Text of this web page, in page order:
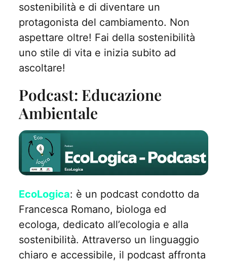
sostenibilità e di diventare un
protagonista del cambiamento. Non
aspettare oltre! Fai della sostenibilità
uno stile di vita e inizia subito ad
ascoltare!
Podcast: Educazione
Ambientale
EcoLogica: è un podcast condotto da
Francesca Romano, biologa ed
ecologa, dedicato all’ecologia e alla
sostenibilità. Attraverso un linguaggio
chiaro e accessibile, il podcast affronta